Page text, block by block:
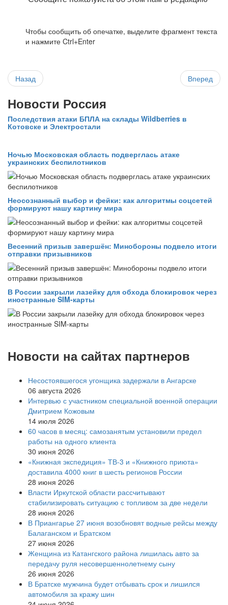
Чтобы сообщить об опечатке, выделите фрагмент текста
и нажмите Ctrl+Enter
Назад Вперед
Новости Россия
Последствия атаки БПЛА на склады Wildberries в
Котовске и Электростали
Ночью Московская область подверглась атаке
украинских беспилотников
Неосознанный выбор и фейки: как алгоритмы соцсетей
формируют нашу картину мира
Весенний призыв завершён: Минобороны подвело итоги
отправки призывников
В России закрыли лазейку для обхода блокировок через
иностранные SIM-карты
Новости на сайтах партнеров
Несостоявшегося угонщика задержали в Ангарске
06 августа 2026
Интервью с участником специальной военной операции
Дмитрием Кожовым
14 июля 2026
60 часов в месяц: самозанятым установили предел
работы на одного клиента
30 июня 2026
«Книжная экспедиция» ТВ-3 и «Книжного приюта»
доставила 4000 книг в шесть регионов России
28 июня 2026
Власти Иркутской области рассчитывают
стабилизировать ситуацию с топливом за две недели
28 июня 2026
В Приангарье 27 июня возобновят водные рейсы между
Балаганском и Братском
27 июня 2026
Женщина из Катангского района лишилась авто за
передачу руля несовершеннолетнему сыну
26 июня 2026
В Братске мужчина будет отбывать срок и лишился
автомобиля за кражу шин